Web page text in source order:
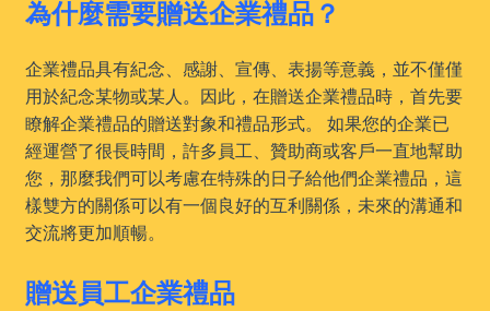
為什麼需要贈送企業禮品？
企業禮品具有紀念、感謝、宣傳、表揚等意義，並不僅僅
用於紀念某物或某人。因此，在贈送企業禮品時，首先要
瞭解企業禮品的贈送對象和禮品形式。 如果您的企業已
經運營了很長時間，許多員工、贊助商或客戶一直地幫助
您，那麼我們可以考慮在特殊的日子給他們企業禮品，這
樣雙方的關係可以有一個良好的互利關係，未來的溝通和
交流將更加順暢。
贈送員工企業禮品